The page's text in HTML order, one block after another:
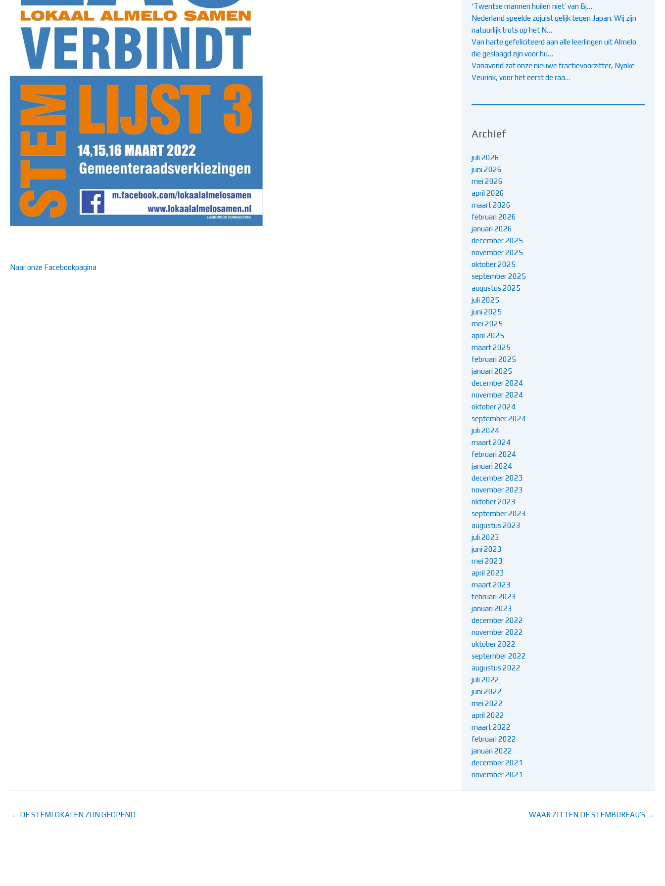
Naar onze Facebookpagina
‘Twentse mannen huilen niet’ van Bj…
Nederland speelde zojuist gelijk tegen Japan. Wij zijn
natuurlijk trots op het N…
Van harte gefeliciteerd aan alle leerlingen uit Almelo
die geslaagd zijn voor hu…
Vanavond zat onze nieuwe fractievoorzitter, Nynke
Veurink, voor het eerst de raa…
Archief
juli 2026
juni 2026
mei 2026
april 2026
maart 2026
februari 2026
januari 2026
december 2025
november 2025
oktober 2025
september 2025
augustus 2025
juli 2025
juni 2025
mei 2025
april 2025
maart 2025
februari 2025
januari 2025
december 2024
november 2024
oktober 2024
september 2024
juli 2024
maart 2024
februari 2024
januari 2024
december 2023
november 2023
oktober 2023
september 2023
augustus 2023
juli 2023
juni 2023
mei 2023
april 2023
maart 2023
februari 2023
januari 2023
december 2022
november 2022
oktober 2022
september 2022
augustus 2022
juli 2022
juni 2022
mei 2022
april 2022
maart 2022
februari 2022
januari 2022
december 2021
november 2021
← DE STEMLOKALEN ZIJN GEOPEND WAAR ZITTEN DE STEMBUREAU’S →